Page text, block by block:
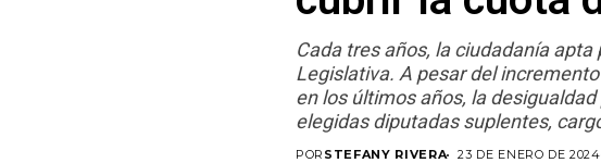
Cada tres años, la ciudadanía
Legislativa. A pesar del
en los últimos años, la
elegidas diputadas suplentes,
POR STEFANY RIVERA 23 DE ENERO DE 2024